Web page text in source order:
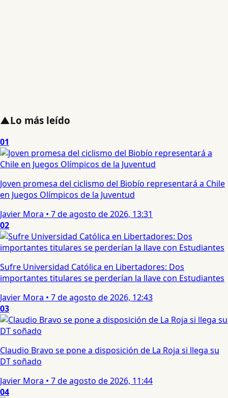
▲Lo más leído
01
Joven promesa del ciclismo del Biobío representará a Chile
en Juegos Olímpicos de la Juventud
Javier Mora • 7 de agosto de 2026, 13:31
02
Sufre Universidad Católica en Libertadores: Dos
importantes titulares se perderían la llave con Estudiantes
Javier Mora • 7 de agosto de 2026, 12:43
03
Claudio Bravo se pone a disposición de La Roja si llega su
DT soñado
Javier Mora • 7 de agosto de 2026, 11:44
04